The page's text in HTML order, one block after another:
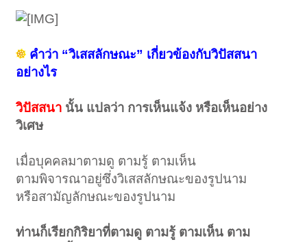
คำว่า “วิเสสลักษณะ” เกี่ยวข้องกับวิปัสสนา
อย่างไร
วิปัสสนา นั้น แปลว่า การเห็นแจ้ง หรือเห็นอย่าง
วิเศษ
เมื่อบุคคลมาตามดู ตามรู้ ตามเห็น
ตามพิจารณาอยู่ซึ่งวิเสสลักษณะของรูปนาม
หรือสามัญลักษณะของรูปนาม
ท่านก็เรียกกิริยาที่ตามดู ตามรู้ ตามเห็น ตาม